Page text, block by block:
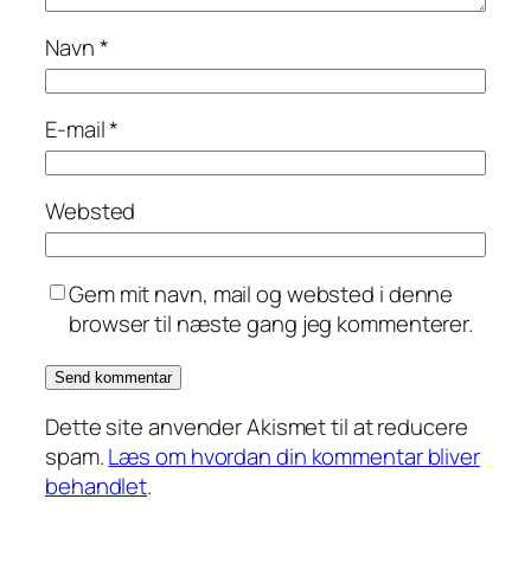
Navn*
E-mail*
Websted
Gem mit navn, mail og websted i denne
browser til næste gang jeg kommenterer.
Dette site anvender Akismet til at reducere
spam.Læs om hvordan din kommentar bliver
behandlet.